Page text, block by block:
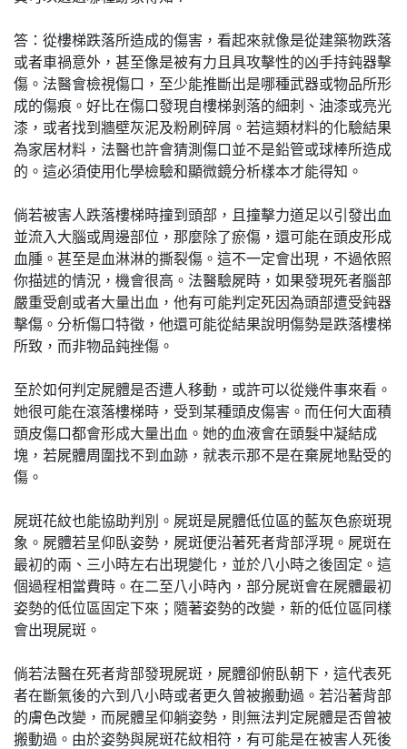
答：從樓梯跌落所造成的傷害，看起來就像是從建築物跌落
或者車禍意外，甚至像是被有力且具攻擊性的凶手持鈍器擊
傷。法醫會檢視傷口，至少能推斷出是哪種武器或物品所形
成的傷痕。好比在傷口發現自樓梯剝落的細刺、油漆或亮光
漆，或者找到牆壁灰泥及粉刷碎屑。若這類材料的化驗結果
為家居材料，法醫也許會猜測傷口並不是鉛管或球棒所造成
的。這必須使用化學檢驗和顯微鏡分析樣本才能得知。
倘若被害人跌落樓梯時撞到頭部，且撞擊力道足以引發出血
並流入大腦或周邊部位，那麼除了瘀傷，還可能在頭皮形成
血腫。甚至是血淋淋的撕裂傷。這不一定會出現，不過依照
你描述的情況，機會很高。法醫驗屍時，如果發現死者腦部
嚴重受創或者大量出血，他有可能判定死因為頭部遭受鈍器
擊傷。分析傷口特徵，他還可能從結果說明傷勢是跌落樓梯
所致，而非物品鈍挫傷。
至於如何判定屍體是否遭人移動，或許可以從幾件事來看。
她很可能在滾落樓梯時，受到某種頭皮傷害。而任何大面積
頭皮傷口都會形成大量出血。她的血液會在頭髮中凝結成
塊，若屍體周圍找不到血跡，就表示那不是在棄屍地點受的
傷。
屍斑花紋也能協助判別。屍斑是屍體低位區的藍灰色瘀斑現
象。屍體若呈仰臥姿勢，屍斑便沿著死者背部浮現。屍斑在
最初的兩、三小時左右出現變化，並於八小時之後固定。這
個過程相當費時。在二至八小時內，部分屍斑會在屍體最初
姿勢的低位區固定下來；隨著姿勢的改變，新的低位區同樣
會出現屍斑。
倘若法醫在死者背部發現屍斑，屍體卻俯臥朝下，這代表死
者在斷氣後的六到八小時或者更久曾被搬動過。若沿著背部
的膚色改變，而屍體呈仰躺姿勢，則無法判定屍體是否曾被
搬動過。由於姿勢與屍斑花紋相符，有可能是在被害人死後